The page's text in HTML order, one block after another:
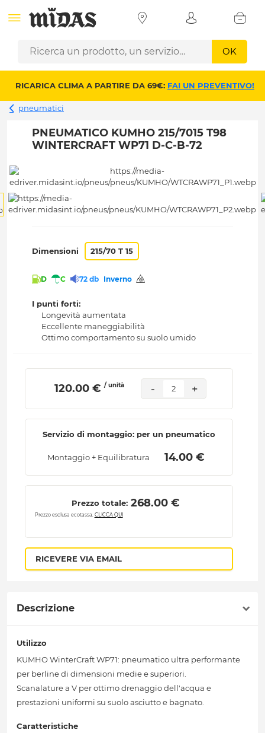
OK
RICARICA CLIMA A PARTIRE DA 69€: FAI UN PREVENTIVO!
pneumatici
PNEUMATICO KUMHO 215/7015 T98
WINTERCRAFT WP71 D-C-B-72
Dimensioni 215/70 T 15
D C 72 db Inverno
I punti forti:
Longevità aumentata
Eccellente maneggiabilità
Ottimo comportamento su suolo umido
120.00 € / unità - 2 +
Servizio di montaggio: per un pneumatico
Montaggio + Equilibratura 14.00 €
Prezzo totale: 268.00 €
Prezzo esclusa ecotassa. CLICCA QUI
RICEVERE VIA EMAIL
Descrizione
Utilizzo
KUMHO WinterCraft WP71: pneumatico ultra performante
per berline di dimensioni medie e superiori.
Scanalature a V per ottimo drenaggio dell'acqua e
prestazioni uniformi su suolo asciutto e bagnato.
Caratteristiche